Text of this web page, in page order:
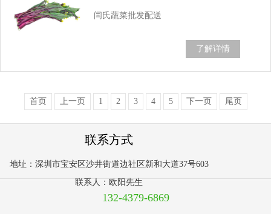
闫氏蔬菜批发配送
了解详情
首页 上一页 1 2 3 4 5 下一页 尾页
联系方式
地址：深圳市宝安区沙井街道边社区新和大道37号603
联系人：欧阳先生
132-4379-6869